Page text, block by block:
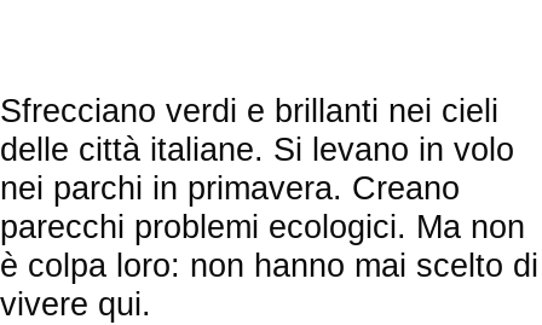
Sfrecciano verdi e brillanti nei cieli
delle città italiane. Si levano in volo
nei parchi in primavera. Creano
parecchi problemi ecologici. Ma non
è colpa loro: non hanno mai scelto di
vivere qui.